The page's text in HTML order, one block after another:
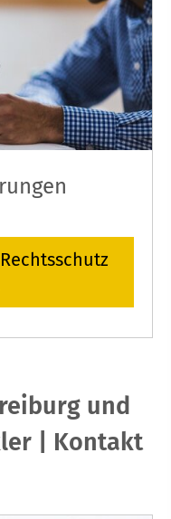
und
| Kontakt